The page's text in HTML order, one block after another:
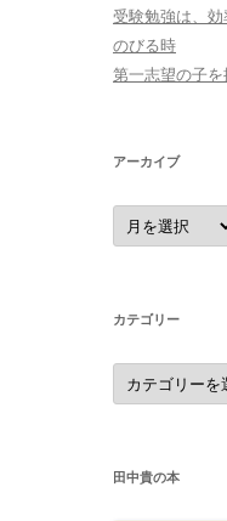
受験勉強は、
のびる時
第一志望の子
アーカイブ
ア
ー
カ
カテゴリー
カ
テ
ゴ
田中貴の本